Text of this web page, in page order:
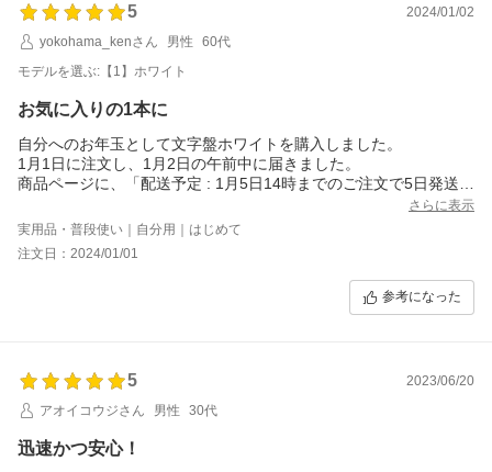
実際、妻も「セイコーにしときなよ。」って言って私の背中を押
したぐらいですから。
ぇ～
セイコーさん、なんとかなりませんかね!?
5
2024/01/02
yokohama_kenさん
男性
60代
モデルを選ぶ:【1】ホワイト
お気に入りの1本に
自分へのお年玉として文字盤ホワイトを購入しました。
1月1日に注文し、1月2日の午前中に届きました。
商品ページに、「配送予定 : 1月5日14時までのご注文で5日発送」
と記していたので6日か7日に配達されると思っていたのでうれし
かったです。
さっそくベルト調整して着けてみましたが、文字盤はシルバーホ
ワイトでビジネスにもカジュアルにも合いそうです。
適度な重さもあり、着け心地も良く、末永く使いたい1本になりま
さらに表示
実用品・普段使い｜自分用｜はじめて
注文日：2024/01/01
参考になった
5
2023/06/20
アオイコウジさん
男性 30代
迅速かつ安心！